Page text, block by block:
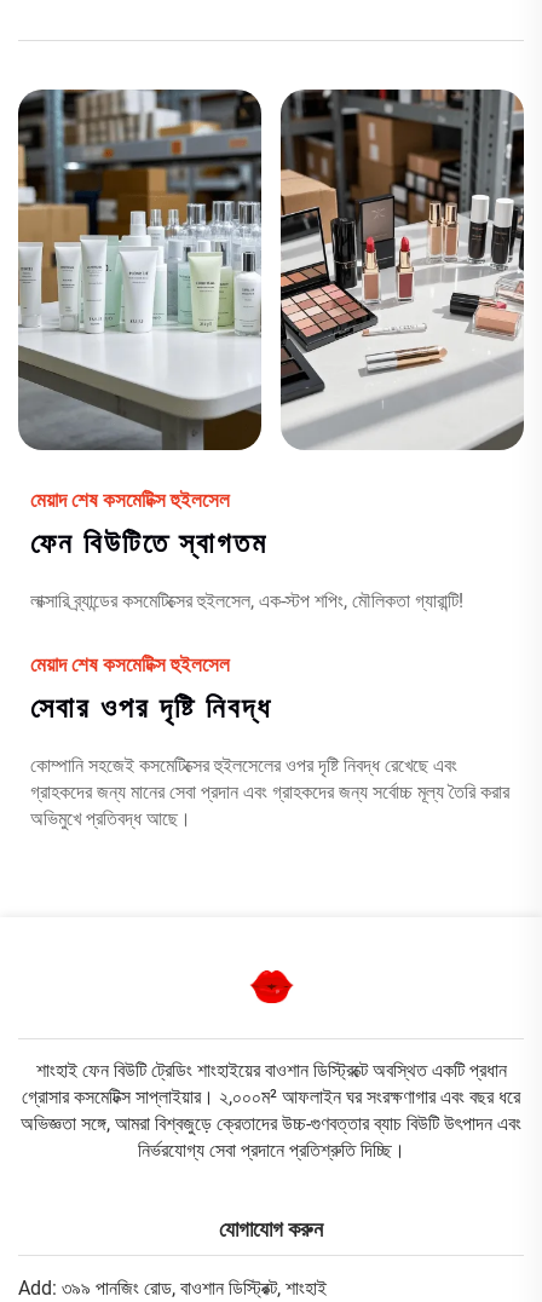
মেয়াদ শেষ কসমেটিক্স হুইলসেল
ফেন বিউটিতে স্বাগতম
লাক্সারি ব্র্যান্ডের কসমেটিক্সের হুইলসেল, এক-স্টপ শপিং, মৌলিকতা গ্যারান্টি!
মেয়াদ শেষ কসমেটিক্স হুইলসেল
সেবার ওপর দৃষ্টি নিবদ্ধ
কোম্পানি সহজেই কসমেটিক্সের হুইলসেলের ওপর দৃষ্টি নিবদ্ধ রেখেছে এবং
গ্রাহকদের জন্য মানের সেবা প্রদান এবং গ্রাহকদের জন্য সর্বোচ্চ মূল্য তৈরি করার
অভিমুখে প্রতিবদ্ধ আছে।
শাংহাই ফেন বিউটি ট্রেডিং শাংহাইয়ের বাওশান ডিস্ট্রিক্টে অবস্থিত একটি প্রধান
গ্রোসার কসমেটিক্স সাপ্লাইয়ার। ২,০০০ম² আফলাইন ঘর সংরক্ষণাগার এবং বছর ধরে
অভিজ্ঞতা সঙ্গে, আমরা বিশ্বজুড়ে ক্রেতাদের উচ্চ-গুণবত্তার ব্যাচ বিউটি উৎপাদন এবং
নির্ভরযোগ্য সেবা প্রদানে প্রতিশ্রুতি দিচ্ছি।
যোগাযোগ করুন
Add: ৩৯৯ পানজিং রোড, বাওশান ডিস্ট্রিক্ট, শাংহাই